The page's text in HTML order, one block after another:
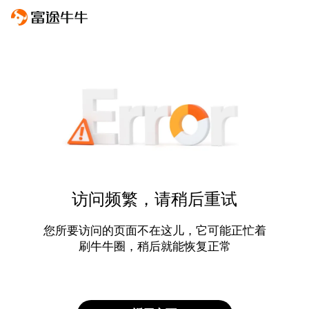
访问频繁，请稍后重试
您所要访问的页面不在这儿，它可能正忙着
刷牛牛圈，稍后就能恢复正常